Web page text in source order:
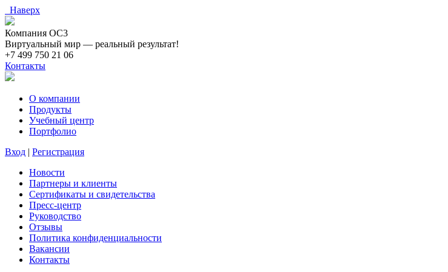
Наверх
Компания ОС3
Виртуальный мир — реальный результат!
+7 499 750 21 06
Контакты
О компании
Продукты
Учебный центр
Портфолио
Вход | Регистрация
Новости
Партнеры и клиенты
Сертификаты и свидетельства
Пресс-центр
Руководство
Отзывы
Политика конфиденциальности
Вакансии
Контакты